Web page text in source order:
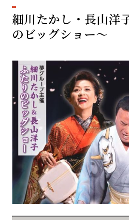
細川たかし・長山
のビッグショー～